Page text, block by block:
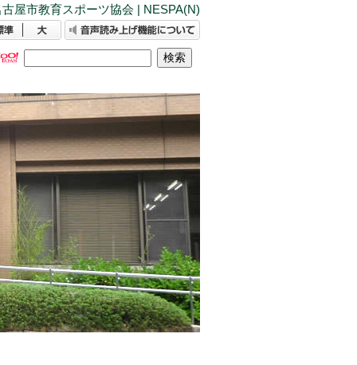
屋市教育スポーツ協会 | NESPA(N)